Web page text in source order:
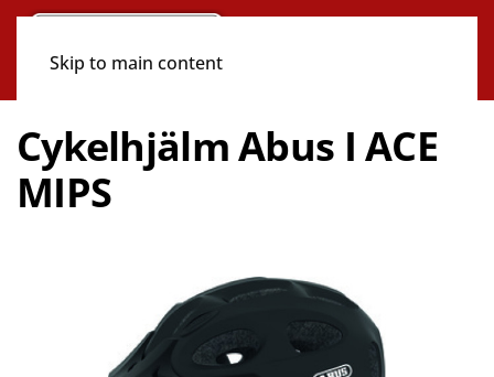
Skip to main content
Cykelhjälm Abus I ACE
MIPS